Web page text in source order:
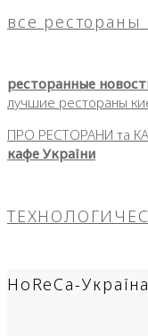
все рестораны
ресторанные
лучшие рестораны
ПРО РЕСТОРАНИ та
кафе України
HoReCa-Україна